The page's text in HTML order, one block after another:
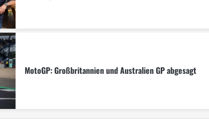
MotoGP: Großbritannien und Australien GP abgesagt